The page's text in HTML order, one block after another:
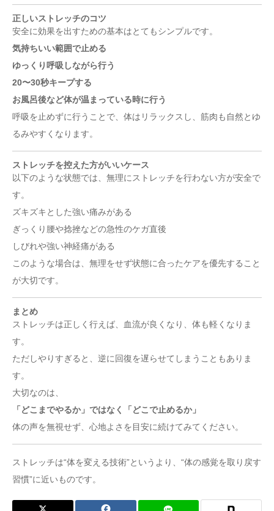
正しいストレッチのコツ
安全に効果を出すための基本はとてもシンプルです。
気持ちいい範囲で止める
ゆっくり呼吸しながら行う
20〜30秒キープする
お風呂後など体が温まっている時に行う
呼吸を止めずに行うことで、体はリラックスし、筋肉も自然とゆ
るみやすくなります。
ストレッチを控えた方がいいケース
以下のような状態では、無理にストレッチを行わない方が安全で
す。
ズキズキとした強い痛みがある
ぎっくり腰や捻挫などの急性のケガ直後
しびれや強い神経痛がある
このような場合は、無理をせず状態に合ったケアを優先すること
が大切です。
まとめ
ストレッチは正しく行えば、血流が良くなり、体も軽くなりま
す。
ただしやりすぎると、逆に回復を遅らせてしまうこともありま
す。
大切なのは、
「どこまでやるか」ではなく「どこで止めるか」
体の声を無視せず、心地よさを目安に続けてみてください。
ストレッチは“体を変える技術”というより、“体の感覚を取り戻す
習慣”に近いものです。